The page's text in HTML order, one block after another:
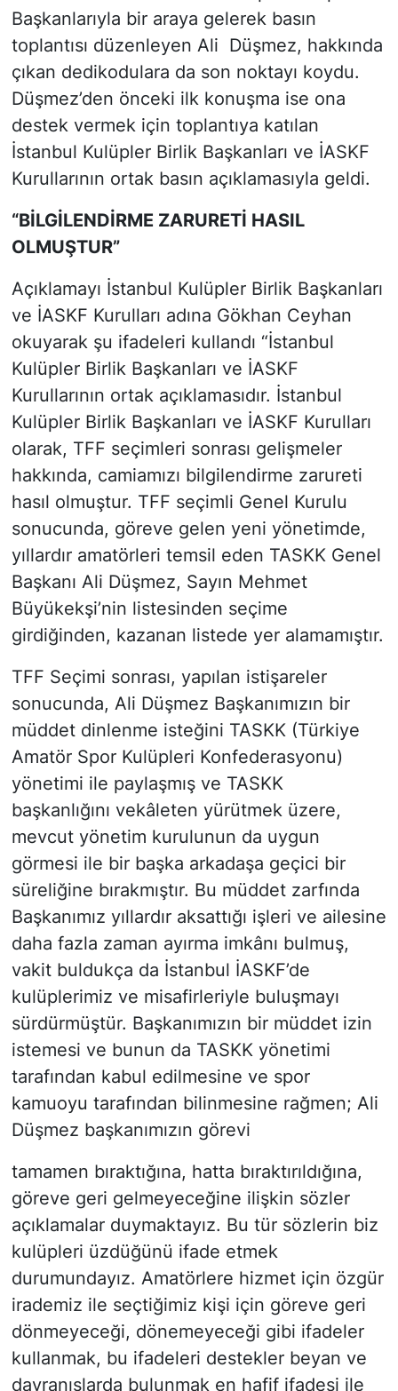
Başkanlarıyla bir araya gelerek basın
toplantısı düzenleyen Ali Düşmez, hakkında
çıkan dedikodulara da son noktayı koydu.
Düşmez’den önceki ilk konuşma ise ona
destek vermek için toplantıya katılan
İstanbul Kulüpler Birlik Başkanları ve İASKF
Kurullarının ortak basın açıklamasıyla geldi.
“BİLGİLENDİRME ZARURETİ HASIL
OLMUŞTUR”
Açıklamayı İstanbul Kulüpler Birlik Başkanları
ve İASKF Kurulları adına Gökhan Ceyhan
okuyarak şu ifadeleri kullandı “İstanbul
Kulüpler Birlik Başkanları ve İASKF
Kurullarının ortak açıklamasıdır. İstanbul
Kulüpler Birlik Başkanları ve İASKF Kurulları
olarak, TFF seçimleri sonrası gelişmeler
hakkında, camiamızı bilgilendirme zarureti
hasıl olmuştur. TFF seçimli Genel Kurulu
sonucunda, göreve gelen yeni yönetimde,
yıllardır amatörleri temsil eden TASKK Genel
Başkanı Ali Düşmez, Sayın Mehmet
Büyükekşi’nin listesinden seçime
girdiğinden, kazanan listede yer alamamıştır.
TFF Seçimi sonrası, yapılan istişareler
sonucunda, Ali Düşmez Başkanımızın bir
müddet dinlenme isteğini TASKK (Türkiye
Amatör Spor Kulüpleri Konfederasyonu)
yönetimi ile paylaşmış ve TASKK
başkanlığını vekâleten yürütmek üzere,
mevcut yönetim kurulunun da uygun
görmesi ile bir başka arkadaşa geçici bir
süreliğine bırakmıştır. Bu müddet zarfında
Başkanımız yıllardır aksattığı işleri ve ailesine
daha fazla zaman ayırma imkânı bulmuş,
vakit buldukça da İstanbul İASKF’de
kulüplerimiz ve misafirleriyle buluşmayı
sürdürmüştür. Başkanımızın bir müddet izin
istemesi ve bunun da TASKK yönetimi
tarafından kabul edilmesine ve spor
kamuoyu tarafından bilinmesine rağmen; Ali
Düşmez başkanımızın görevi
tamamen bıraktığına, hatta bıraktırıldığına,
göreve geri gelmeyeceğine ilişkin sözler
açıklamalar duymaktayız. Bu tür sözlerin biz
kulüpleri üzdüğünü ifade etmek
durumundayız. Amatörlere hizmet için özgür
irademiz ile seçtiğimiz kişi için göreve geri
dönmeyeceği, dönemeyeceği gibi ifadeler
kullanmak, bu ifadeleri destekler beyan ve
davranışlarda bulunmak en hafif ifadesi ile
TÜRKİYE VE DÜNYA GÜNDEMİ
VİDEO GALERİ